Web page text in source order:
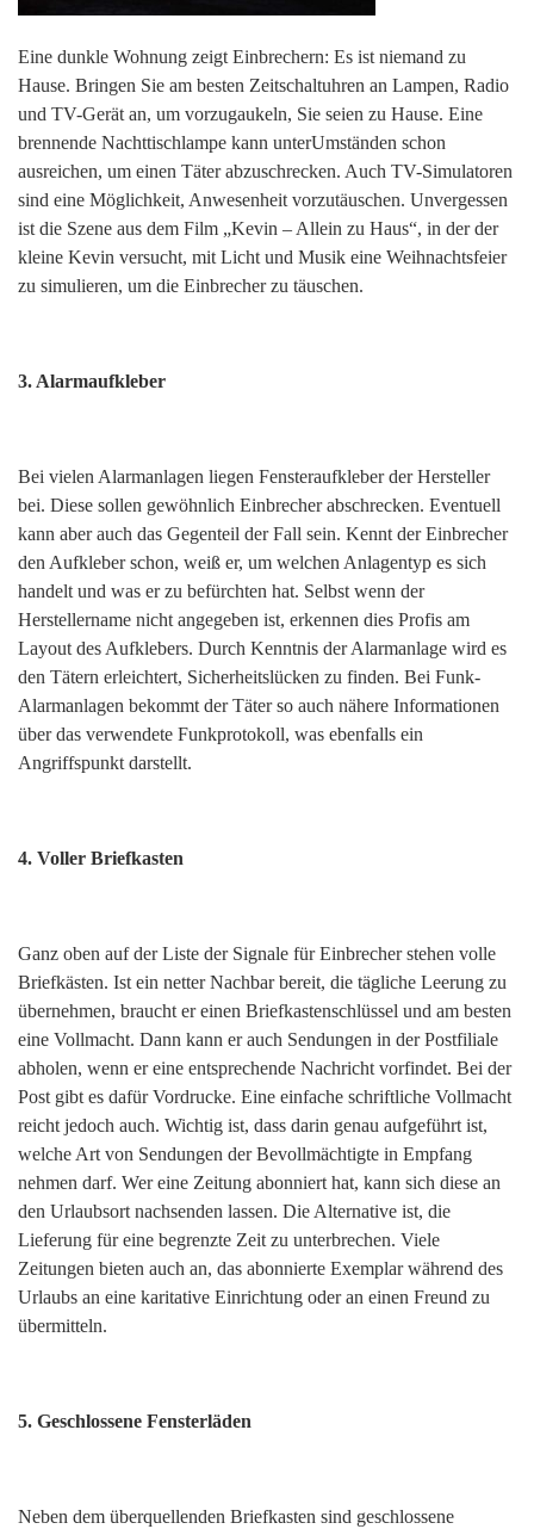
Eine dunkle Wohnung zeigt Einbrechern: Es ist niemand zu
Hause. Bringen Sie am besten Zeitschaltuhren an Lampen, Radio
und TV-Gerät an, um vorzugaukeln, Sie seien zu Hause. Eine
brennende Nachttischlampe kann unterUmständen schon
ausreichen, um einen Täter abzuschrecken. Auch TV-Simulatoren
sind eine Möglichkeit, Anwesenheit vorzutäuschen. Unvergessen
ist die Szene aus dem Film „Kevin – Allein zu Haus“, in der der
kleine Kevin versucht, mit Licht und Musik eine Weihnachtsfeier
zu simulieren, um die Einbrecher zu täuschen.
3. Alarmaufkleber
Bei vielen Alarmanlagen liegen Fensteraufkleber der Hersteller
bei. Diese sollen gewöhnlich Einbrecher abschrecken. Eventuell
kann aber auch das Gegenteil der Fall sein. Kennt der Einbrecher
den Aufkleber schon, weiß er, um welchen Anlagentyp es sich
handelt und was er zu befürchten hat. Selbst wenn der
Herstellername nicht angegeben ist, erkennen dies Profis am
Layout des Aufklebers. Durch Kenntnis der Alarmanlage wird es
den Tätern erleichtert, Sicherheitslücken zu finden. Bei Funk-
Alarmanlagen bekommt der Täter so auch nähere Informationen
über das verwendete Funkprotokoll, was ebenfalls ein
Angriffspunkt darstellt.
4. Voller Briefkasten
Ganz oben auf der Liste der Signale für Einbrecher stehen volle
Briefkästen. Ist ein netter Nachbar bereit, die tägliche Leerung zu
übernehmen, braucht er einen Briefkastenschlüssel und am besten
eine Vollmacht. Dann kann er auch Sendungen in der Postfiliale
abholen, wenn er eine entsprechende Nachricht vorfindet. Bei der
Post gibt es dafür Vordrucke. Eine einfache schriftliche Vollmacht
reicht jedoch auch. Wichtig ist, dass darin genau aufgeführt ist,
welche Art von Sendungen der Bevollmächtigte in Empfang
nehmen darf. Wer eine Zeitung abonniert hat, kann sich diese an
den Urlaubsort nachsenden lassen. Die Alternative ist, die
Lieferung für eine begrenzte Zeit zu unterbrechen. Viele
Zeitungen bieten auch an, das abonnierte Exemplar während des
Urlaubs an eine karitative Einrichtung oder an einen Freund zu
übermitteln.
5. Geschlossene Fensterläden
Neben dem überquellenden Briefkasten sind geschlossene